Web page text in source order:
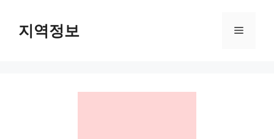
지역정보 메